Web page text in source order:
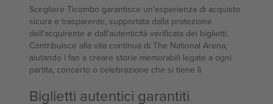
Scegliere Ticombo garantisce un'esperienza di acquisto
sicura e trasparente, supportata dalla protezione
dell'acquirente e dall'autenticità verificata dei biglietti.
Contribuisce alla vita continua di The National Arena,
aiutando i fan a creare storie memorabili legate a ogni
partita, concerto o celebrazione che si tiene lì.
Biglietti autentici garantiti